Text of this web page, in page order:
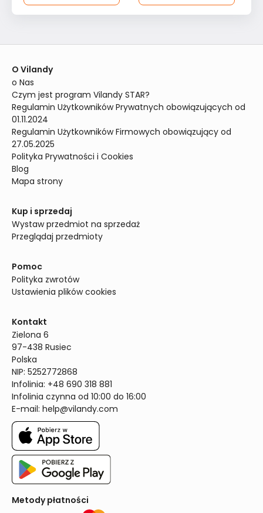
O Vilandy
o Nas
Czym jest program Vilandy STAR?
Regulamin Użytkowników Prywatnych obowiązujących od
01.11.2024
Regulamin Użytkowników Firmowych obowiązujący od
27.05.2025
Polityka Prywatności i Cookies
Blog
Mapa strony
Kup i sprzedaj
Wystaw przedmiot na sprzedaż
Przeglądaj przedmioty
Pomoc
Polityka zwrotów
Ustawienia plików cookies
Kontakt
Zielona 6
97-438 Rusiec
Polska
NIP: 5252772868
Infolinia: +48 690 318 881
Infolinia czynna od 10:00 do 16:00
E-mail: help@vilandy.com
Metody płatności